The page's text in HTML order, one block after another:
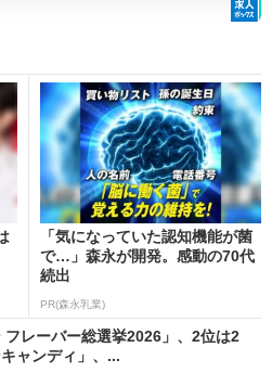
「気になっていた認知機能が菌
で…」森永が開発。感動の70代
続出
PR(森永乳業)
フレーバー総選挙2026」、2位は2
ャンディ」、...